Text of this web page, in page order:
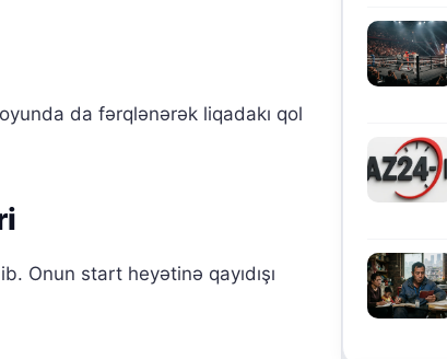
da fərqlənərək liqadakı qol
Onun start heyətinə qayıdışı